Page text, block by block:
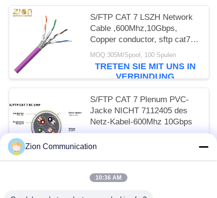
S/FTP CAT 7 LSZH Network
Cable ,600Mhz,10Gbps,
Copper conductor, sftp cat7
ethernet cable, cat7 lan cable
NO 7112406
MOQ:305M/Spool, 100 Spulen
TRETEN SIE MIT UNS IN
VERBINDUNG
S/FTP CAT 7 Plenum PVC-
Jacke NICHT 7112405 des
Netz-Kabel-600Mhz 10Gbps
TRETEN SIE MIT UNS IN
VERBINDUNG
Zion Communication
10:36 AM